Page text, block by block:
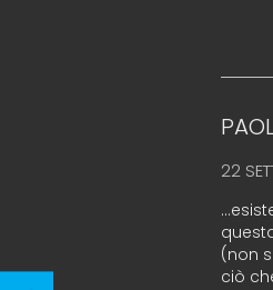
22
(non
ciò